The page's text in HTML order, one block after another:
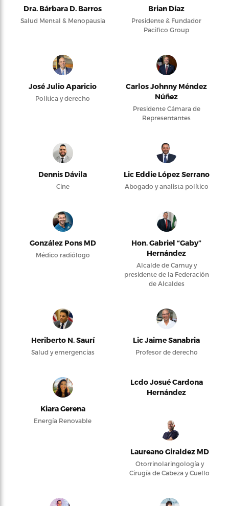
Dra. Bárbara D. Barros
Salud Mental & Menopausia
Brian Díaz
Presidente & Fundador
Pacifico Group
José Julio Aparicio
Política y derecho
Carlos Johnny Méndez
Núñez
Presidente Cámara de
Representantes
Dennis Dávila
Cine
Lic Eddie López Serrano
Abogado y analista político
González Pons MD
Médico radiólogo
Hon. Gabriel “Gaby”
Hernández
Alcalde de Camuy y
presidente de la Federación
de Alcaldes
Heriberto N. Saurí
Salud y emergencias
Lic Jaime Sanabria
Profesor de derecho
Kiara Gerena
Energía Renovable
Lcdo Josué Cardona
Hernández
Laureano Giraldez MD
Otorrinolaringología y
Cirugía de Cabeza y Cuello